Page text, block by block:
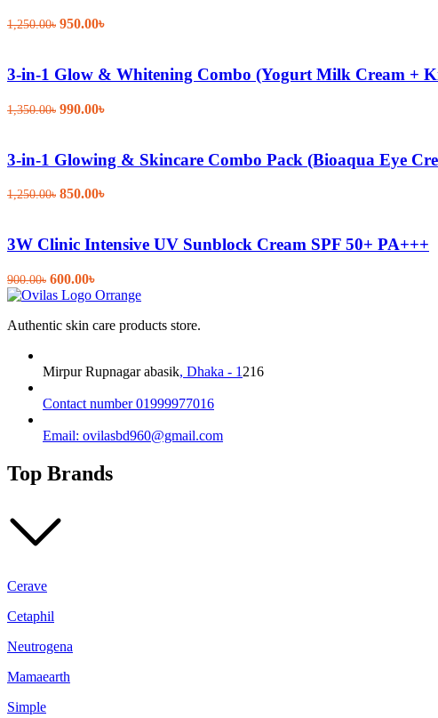
1,250.00৳ Original
1,250.00৳.
950.00৳Current
950.00৳.
3-in-1 Glow & Whitening Combo (Yogurt Milk Cream +
1,350.00৳ Original
1,350.00৳.
990.00৳Current
990.00৳.
3-in-1 Glowing & Skincare Combo Pack (Bioaqua Eye
1,250.00৳ Original
1,250.00৳.
850.00৳Current
850.00৳.
3W Clinic Intensive UV Sunblock Cream SPF 50+ PA+++
900.00৳ Original
price
900.00৳.
600.00৳Current
price
600.00৳.
Authentic skin care products store.
Mirpur Rupnagar abasik, Dhaka - 1 216
Contact number 01999977016
Email: ovilasbd960@gmail.com
Top Brands
Cerave
Cetaphil
Neutrogena
Mamaearth
Simple